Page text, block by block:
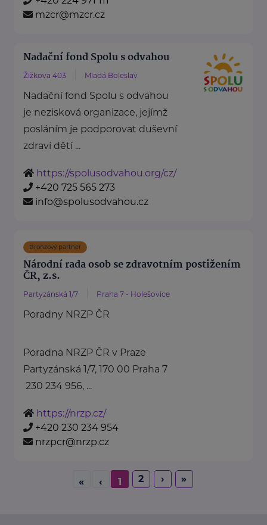
mzcr@mzcr.cz
Nadační fond Spolu s odvahou
Žižkova 403 Mladá Boleslav
Nadační fond Spolu s odvahou
je nezisková organizace, jejímž
posláním je podporovat duševní
zdraví dětí ...
https://spolusodvahou.org/cz/
+420 725 565 273
info@spolusodvahou.cz
Bronzový partner
Národní rada osob se zdravotním postižením
ČR, z.s.
Partyzánská 1/7 Praha 7 - Holešovice
Poradny NRZP ČR
Poradna NRZP ČR v Praze
Partyzánská 1/7, 170 00 Praha 7
230 234 956, ...
https://nrzp.cz/
+420 230 234 954
nrzpcr@nrzp.cz
« ‹ 1 2 › »